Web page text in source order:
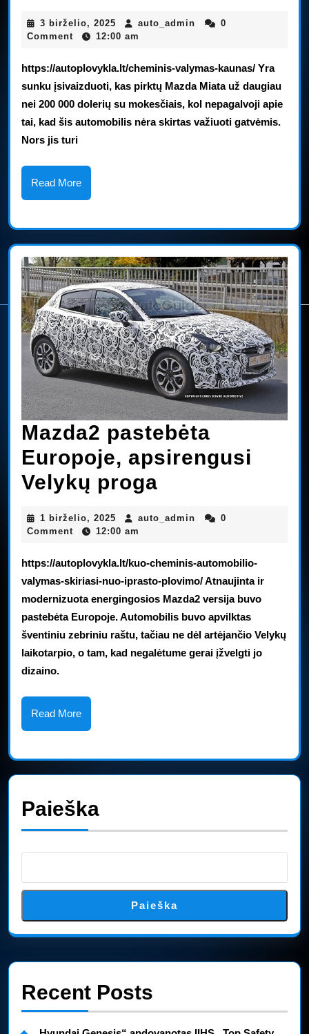
5
GT4
sukuria
320
AG,
kainuoja
197
USD
3 birželio, 2025
birželio,
auto_admin auto_admin
0
Comment
12:00 am
https://autoplovykla.lt/cheminis-valymas-kaunas/ Yra
sunku įsivaizduoti, kas pirktų Mazda Miata už daugiau
nei 200 000 dolerių su mokesčiais, kol nepagalvoji apie
tai, kad šis automobilis nėra skirtas važiuoti gatvėmis.
Nors jis turi
Read MoreRead
More
Mazda2 pastebėta
Europoje, apsirengusi
Velykų proga
apsirengusi
Velykų
proga
1 birželio, 2025
birželio,
auto_admin auto_admin
0
Comment
12:00 am
https://autoplovykla.lt/kuo-cheminis-automobilio-
valymas-skiriasi-nuo-iprasto-plovimo/ Atnaujinta ir
modernizuota energingosios Mazda2 versija buvo
pastebėta Europoje. Automobilis buvo apvilktas
šventiniu zebriniu raštu, tačiau ne dėl artėjančio Velykų
laikotarpio, o tam, kad negalėtume gerai įžvelgti jo
dizaino.
Read MoreRead
More
Paieška
Paieška
Recent Posts